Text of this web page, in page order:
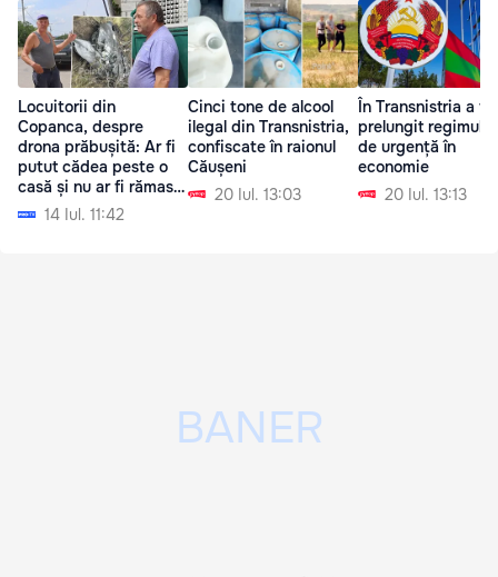
Locuitorii din
Copanca, despre
drona prăbușită: Ar fi
putut cădea peste o
casă și nu ar fi rămas
nimic14 Iul. 11:42
Cinci tone de alcool
ilegal din Transnistria,
confiscate în raionul
Căușeni
20 Iul. 13:03
În Transnistria a
prelungit regimul
de urgență în
economie
20 Iul. 13:13